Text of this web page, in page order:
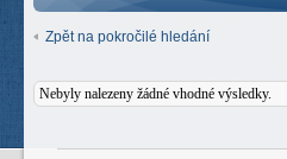
Zpět na pokročilé hledání
Nebyly nalezeny žádné vhodné výsledky.